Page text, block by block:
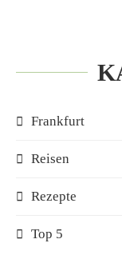
Frankfurt
Reisen
Rezepte
Top 5